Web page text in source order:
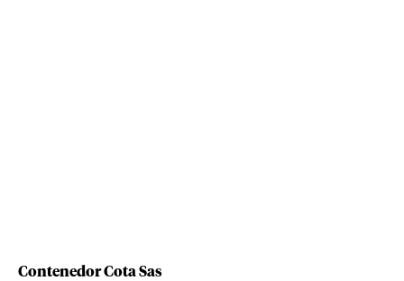
Contenedor Cota Sas